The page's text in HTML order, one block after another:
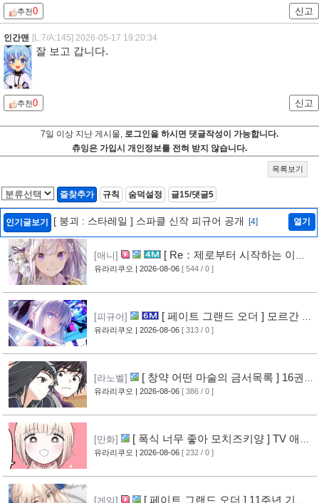
추천0 신고
인간맨 [L:7/A:145] 2026-05-17 19:20:34
잘 보고 갑니다.
추천0 신고
7일 이상 지난 게시물, 로그인을 하시면 댓글작성이 가능합니다.
츄잉은 가입시 개인정보를 전혀 받지 않습니다.
목록보기
즐찾추가 규칙 숨덕설정 글15/댓글5
인기글보기 [ 붕괴 : 스타레일 ] 스파클 신작 피규어 공개 [4] 열기
[애니]
[ Re：제로부터 시작하는 이세
계 생활 ] 4기 탈환편 PV 영상 공개
유라리쿠오 | 2026-08-06 [ 544 / 0 ]
[피규어]
[ 페이트 그랜드 오더 ] 모르간 르
페이 신작 피규어 공개
[4]
유라리쿠오 | 2026-08-06 [ 313 / 0 ]
[라노벨]
[ 창약 어떤 마술의 금서목록 ] 16권
표지 공개
[7]
유라리쿠오 | 2026-08-06 [ 386 / 0 ]
[만화]
[ 폭식 너무 좋아 모치즈키양 ] TV 애니
메이션화 결정 [7]
유라리쿠오 | 2026-08-06 [ 232 / 0 ]
[게임]
[ 페이트 그랜드 오더 ] 11주년 기념